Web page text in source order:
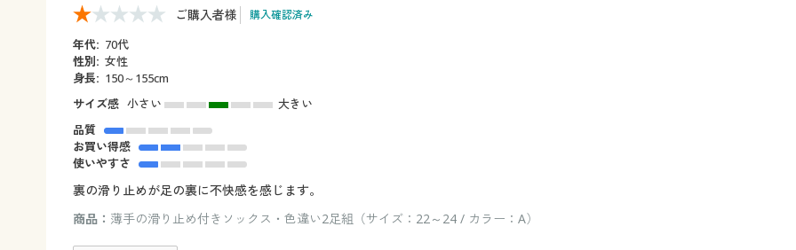
ご購入者様 購入確認済み
年代: 70代
性別: 女性
身長: 150～155cm
サイズ感 小さい
大きい
品質
お買い得感
使いやすさ
裏の滑り止めが足の裏に不快感を感じます。
商品： 薄手の滑り止め付きソックス・色違い2足組（サイズ：22～24 / カラー：A）